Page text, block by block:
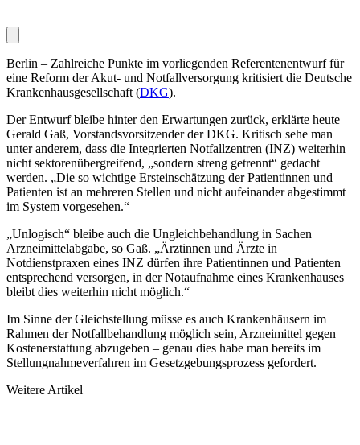
Berlin – Zahlreiche Punkte im vorliegenden Referentenentwurf für
eine Reform der Akut- und Notfallversorgung kritisiert die Deutsche
Krankenhausgesellschaft (DKG).
Der Entwurf bleibe hinter den Erwartungen zurück, erklärte heute
Gerald Gaß, Vorstandsvorsitzender der DKG. Kritisch sehe man
unter anderem, dass die Integrierten Notfallzentren (INZ) weiterhin
nicht sektorenübergreifend, „sondern streng getrennt“ gedacht
werden. „Die so wichtige Ersteinschätzung der Patientinnen und
Patienten ist an mehreren Stellen und nicht aufeinander abgestimmt
im System vorgesehen.“
„Unlogisch“ bleibe auch die Ungleichbehandlung in Sachen
Arzneimittelabgabe, so Gaß. „Ärztinnen und Ärzte in
Notdienstpraxen eines INZ dürfen ihre Patientinnen und Patienten
entsprechend versorgen, in der Notaufnahme eines Krankenhauses
bleibt dies weiterhin nicht möglich.“
Im Sinne der Gleichstellung müsse es auch Krankenhäusern im
Rahmen der Notfallbehandlung möglich sein, Arzneimittel gegen
Kostenerstattung abzugeben – genau dies habe man bereits im
Stellungnahmeverfahren im Gesetzgebungsprozess gefordert.
Weitere Artikel